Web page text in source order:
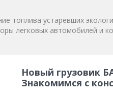
топлива устаревших
легковых автомобилей и
Новый грузовик
Знакомимся с